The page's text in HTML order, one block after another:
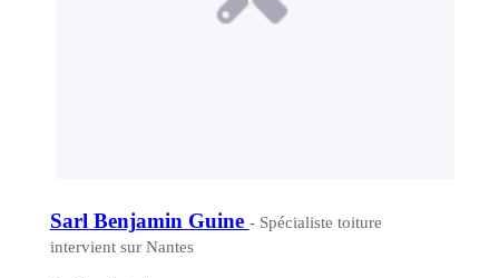
Sarl Benjamin Guine - Spécialiste toiture
intervient sur Nantes